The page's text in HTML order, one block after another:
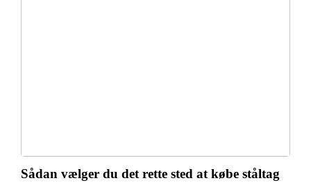
Sådan vælger du det rette sted at købe ståltag